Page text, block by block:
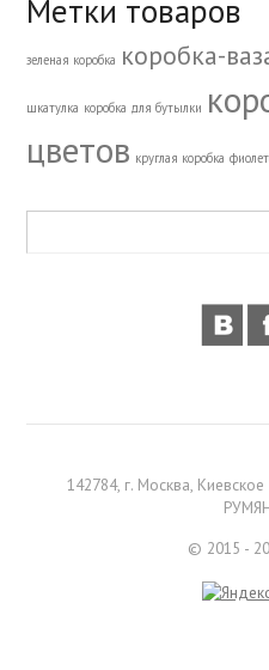
Метки товаров
зеленая коробка коробка-
шкатулка коробка для бутылки
цветов круглая коробка
142784, г. Москва,
© 2015 -